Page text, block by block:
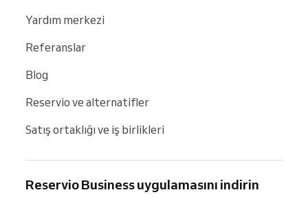
Yardım merkezi
Referanslar
Blog
Reservio ve alternatifler
Satış ortaklığı ve iş birlikleri
Reservio Business uygulamasını indirin